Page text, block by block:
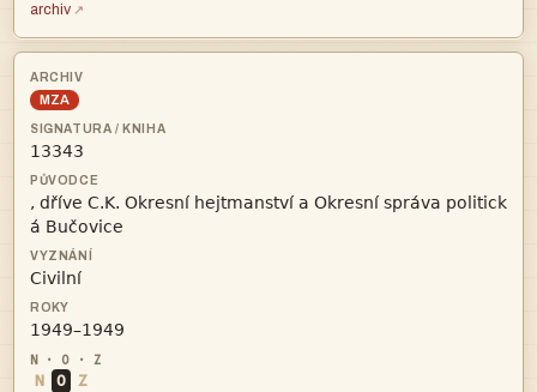
archiv
MZA





N O Z